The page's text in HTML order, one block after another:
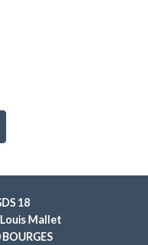
18
Mallet